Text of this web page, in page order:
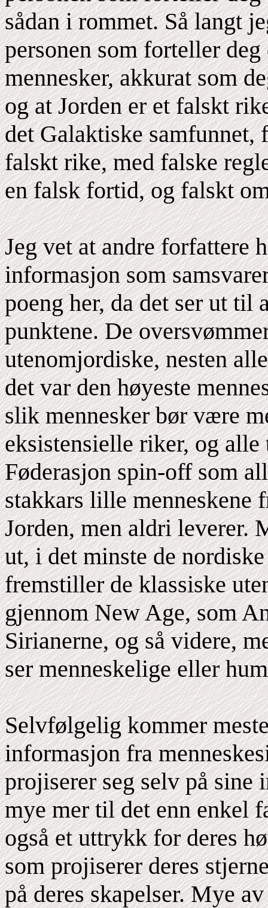
sådan i rommet. Så langt
personen som forteller
mennesker, akkurat som
og at Jorden er et falskt
det Galaktiske samfunnet,
falskt rike, med falske
en falsk fortid, og falskt
Jeg vet at andre forfattere
informasjon som
poeng her, da det ser ut til
punktene. De
utenomjordiske, nesten
det var den høyeste
slik mennesker bør være
eksistensielle riker, og
Føderasjon spin-off som
stakkars lille menneskene
Jorden, men aldri leverer.
ut, i det minste de
fremstiller de klassiske
gjennom New Age, som
Sirianerne, og så videre,
ser menneskelige eller
Selvfølgelig kommer
informasjon fra
projiserer seg selv på sine
mye mer til det enn enkel
også et uttrykk for deres
som projiserer deres
på deres skapelser. Mye